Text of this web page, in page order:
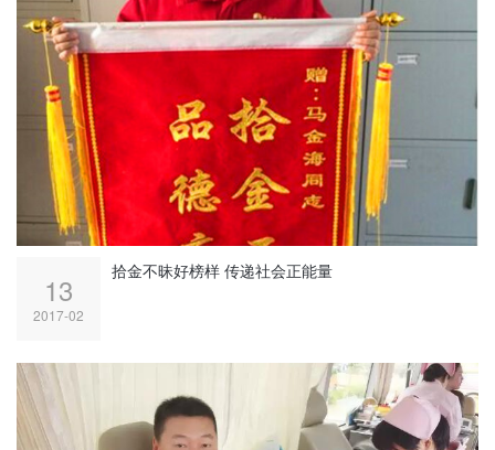
13
2017-02
拾金不昧好榜样 传递社会正能量